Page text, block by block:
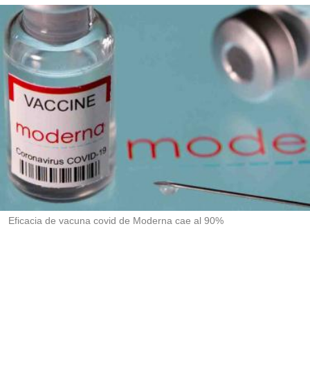
i
o
n
e
s
d
e
c
o
m
p
a
r
t
i
r
r
Eficacia de vacuna covid de Moderna cae al 90%